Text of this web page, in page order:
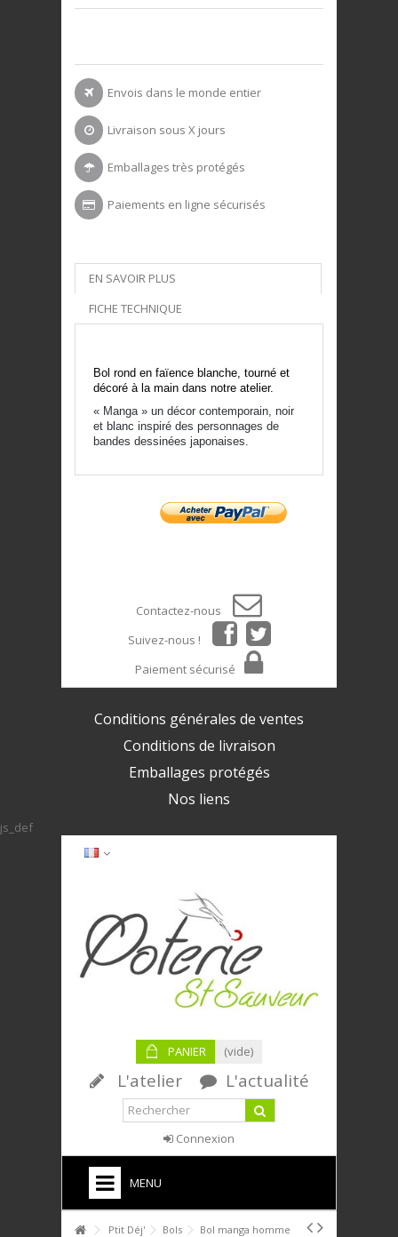
Envois dans le monde entier
Livraison sous X jours
Emballages très protégés
Paiements en ligne sécurisés
EN SAVOIR PLUS
FICHE TECHNIQUE
Bol rond en faïence blanche, tourné et
décoré à la main dans notre atelier.
« Manga » un décor contemporain, noir
et blanc inspiré des personnages de
bandes dessinées japonaises.
Contactez-nous
Suivez-nous !
Paiement sécurisé
Conditions générales de ventes
Conditions de livraison
Emballages protégés
Nos liens
js_def
PANIER (vide)
L'atelier L'actualité
Connexion
MENU
HOME Ptit Déj' Bols Bol manga homme